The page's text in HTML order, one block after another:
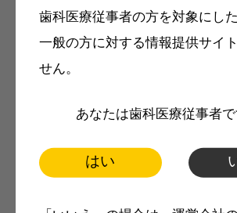
歯科医療従事者の方を対象にし
一般の方に対する情報提供サイ
せん。
あなたは歯科医療従事者で
はい
メリット